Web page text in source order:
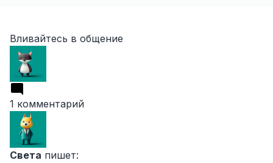
Вливайтесь в общение
1 комментарий
Света пишет: